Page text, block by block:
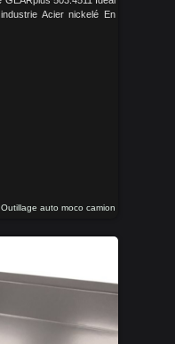
Acier nickelé En
Outillage auto moco camion